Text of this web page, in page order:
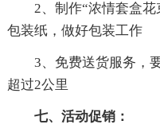
2、制作“浓情套盒花
包装纸，做好包装工作
3、免费送货服务，要
超过2公里
七、活动促销：